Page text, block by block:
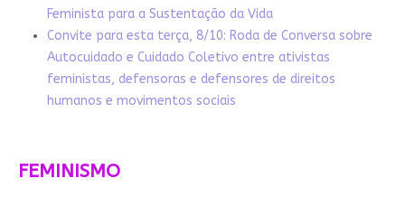
Feminista para a Sustentação da Vida
Convite para esta terça, 8/10: Roda de Conversa sobre
Autocuidado e Cuidado Coletivo entre ativistas
feministas, defensoras e defensores de direitos
humanos e movimentos sociais
FEMINISMO